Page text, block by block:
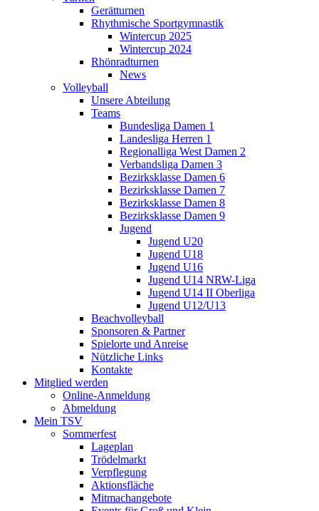
Gerätturnen
Rhythmische Sportgymnastik
Wintercup 2025
Wintercup 2024
Rhönradturnen
News
Volleyball
Unsere Abteilung
Teams
Bundesliga Damen 1
Landesliga Herren 1
Regionalliga West Damen 2
Verbandsliga Damen 3
Bezirksklasse Damen 6
Bezirksklasse Damen 7
Bezirksklasse Damen 8
Bezirksklasse Damen 9
Jugend
Jugend U20
Jugend U18
Jugend U16
Jugend U14 NRW-Liga
Jugend U14 II Oberliga
Jugend U12/U13
Beachvolleyball
Sponsoren & Partner
Spielorte und Anreise
Nützliche Links
Kontakte
Mitglied werden
Online-Anmeldung
Abmeldung
Mein TSV
Sommerfest
Lageplan
Trödelmarkt
Verpflegung
Aktionsfläche
Mitmachangebote